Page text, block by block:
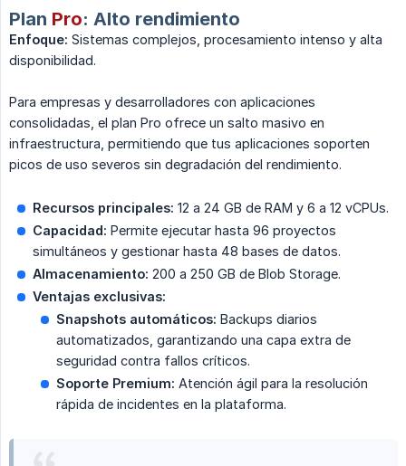
Plan Pro: Alto rendimiento
Enfoque: Sistemas complejos, procesamiento intenso y alta
disponibilidad.
Para empresas y desarrolladores con aplicaciones
consolidadas, el plan Pro ofrece un salto masivo en
infraestructura, permitiendo que tus aplicaciones soporten
picos de uso severos sin degradación del rendimiento.
Recursos principales: 12 a 24 GB de RAM y 6 a 12 vCPUs.
Capacidad: Permite ejecutar hasta 96 proyectos
simultáneos y gestionar hasta 48 bases de datos.
Almacenamiento: 200 a 250 GB de Blob Storage.
Ventajas exclusivas:
Snapshots automáticos: Backups diarios
automatizados, garantizando una capa extra de
seguridad contra fallos críticos.
Soporte Premium: Atención ágil para la resolución
rápida de incidentes en la plataforma.